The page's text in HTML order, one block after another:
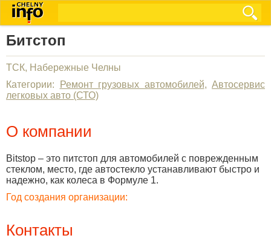
Битстоп
ТСК, Набережные Челны
Категории:
Ремонт грузовых автомобилей, Автосервис
легковых авто (СТО)
О компании
Bitstop – это питстоп для автомобилей с поврежденным
стеклом, место, где автостекло устанавливают быстро и
надежно, как колеса в Формуле 1.
Год создания организации:
Контакты